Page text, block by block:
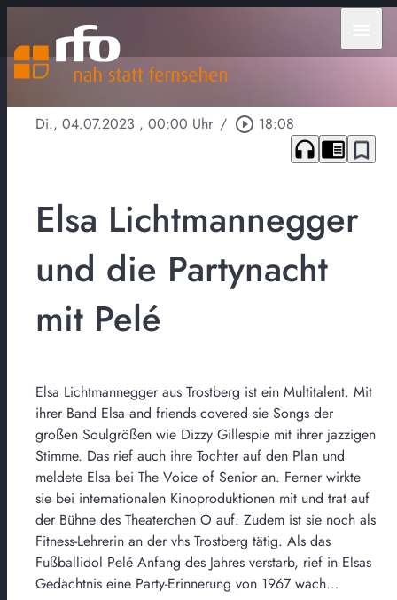
Di., 04.07.2023 , 00:00 Uhr / play_circle_outline 18:08
headphones chrome_reader_mode bookmark_border
Elsa Lichtmannegger
und die Partynacht
mit Pelé
Elsa Lichtmannegger aus Trostberg ist ein Multitalent. Mit
ihrer Band Elsa and friends covered sie Songs der
großen Soulgrößen wie Dizzy Gillespie mit ihrer jazzigen
Stimme. Das rief auch ihre Tochter auf den Plan und
meldete Elsa bei The Voice of Senior an. Ferner wirkte
sie bei internationalen Kinoproduktionen mit und trat auf
der Bühne des Theaterchen O auf. Zudem ist sie noch als
Fitness-Lehrerin an der vhs Trostberg tätig. Als das
Fußballidol Pelé Anfang des Jahres verstarb, rief in Elsas
Gedächtnis eine Party-Erinnerung von 1967 wach…